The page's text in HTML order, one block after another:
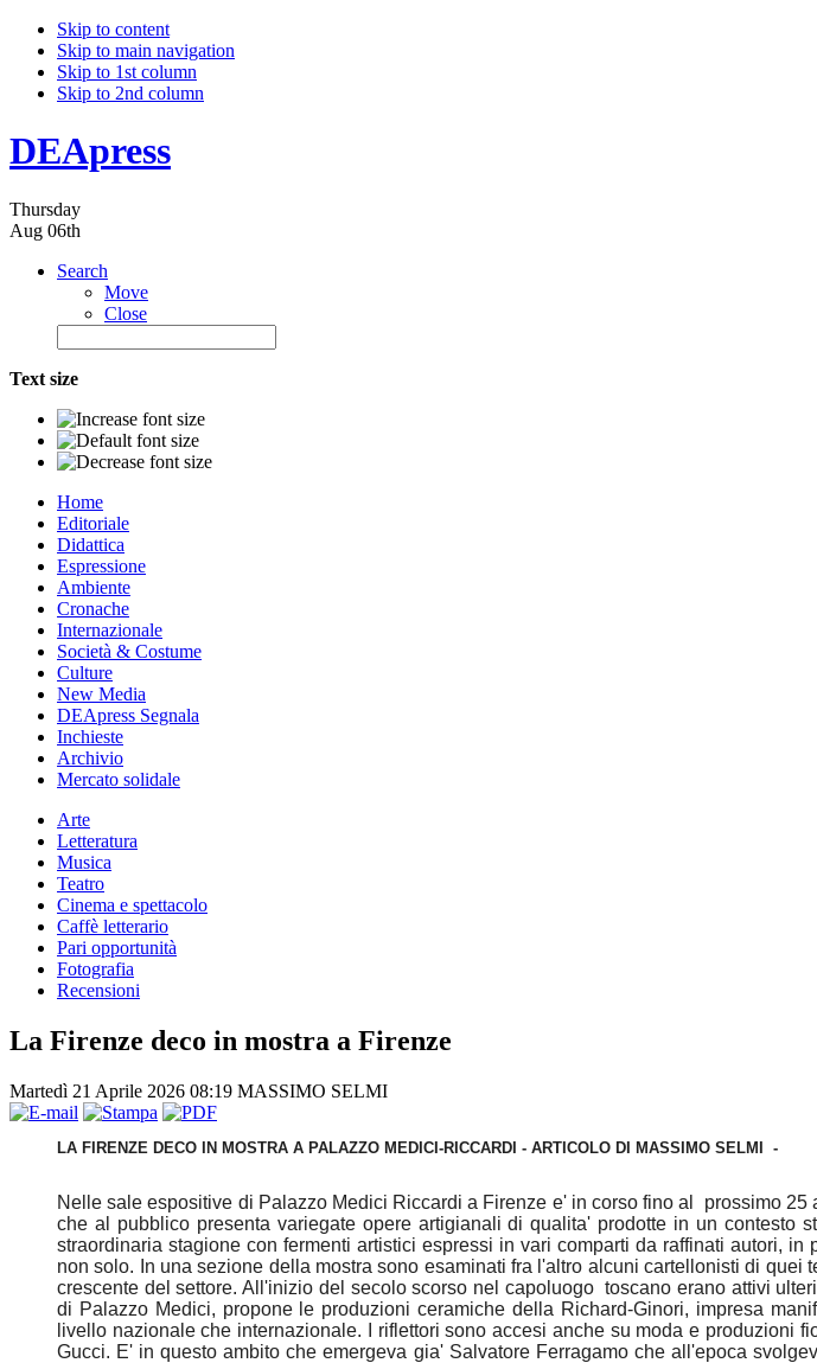
Skip to content
Skip to main navigation
Skip to 1st column
Skip to 2nd column
DEApress
Thursday
Aug 06th
Search
Move
Close
Text size
Home
Editoriale
Didattica
Espressione
Ambiente
Cronache
Internazionale
Società & Costume
Culture
New Media
DEApress Segnala
Inchieste
Archivio
Mercato solidale
Arte
Letteratura
Musica
Teatro
Cinema e spettacolo
Caffè letterario
Pari opportunità
Fotografia
Recensioni
La Firenze deco in mostra a Firenze
Martedì 21 Aprile 2026 08:19 MASSIMO SELMI
LA FIRENZE DECO IN MOSTRA A PALAZZO MEDICI-RICCARDI - ARTICOLO DI MASSIMO SELMI -
Nelle sale espositive di Palazzo Medici Riccardi a Firenze e' in corso fino al prossimo
che al pubblico presenta variegate opere artigianali di qualita' prodotte in un contesto
straordinaria stagione con fermenti artistici espressi in vari comparti da raffinati autori,
non solo. In una sezione della mostra sono esaminati fra l'altro alcuni cartellonisti di
crescente del settore. All'inizio del secolo scorso nel capoluogo toscano erano attivi
di Palazzo Medici, propone le produzioni ceramiche della Richard-Ginori, impresa
livello nazionale che internazionale. I riflettori sono accesi anche su moda e produzioni
Gucci. E' in questo ambito che emergeva gia' Salvatore Ferragamo che all'epoca